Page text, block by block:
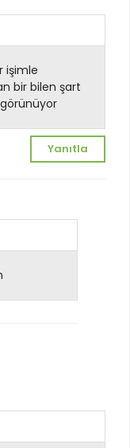
işimle
bir bilen şart
Yanıtla